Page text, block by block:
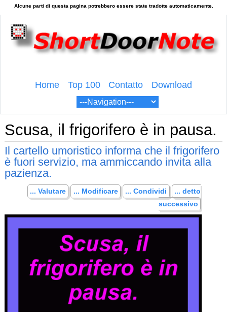
Home Top 100 Contatto Download
Scusa, il frigorifero è in pausa.
Il cartello umoristico informa che il frigorifero
è fuori servizio, ma ammiccando invita alla
pazienza.
... Valutare ... Modificare ... Condividi
... detto
successivo